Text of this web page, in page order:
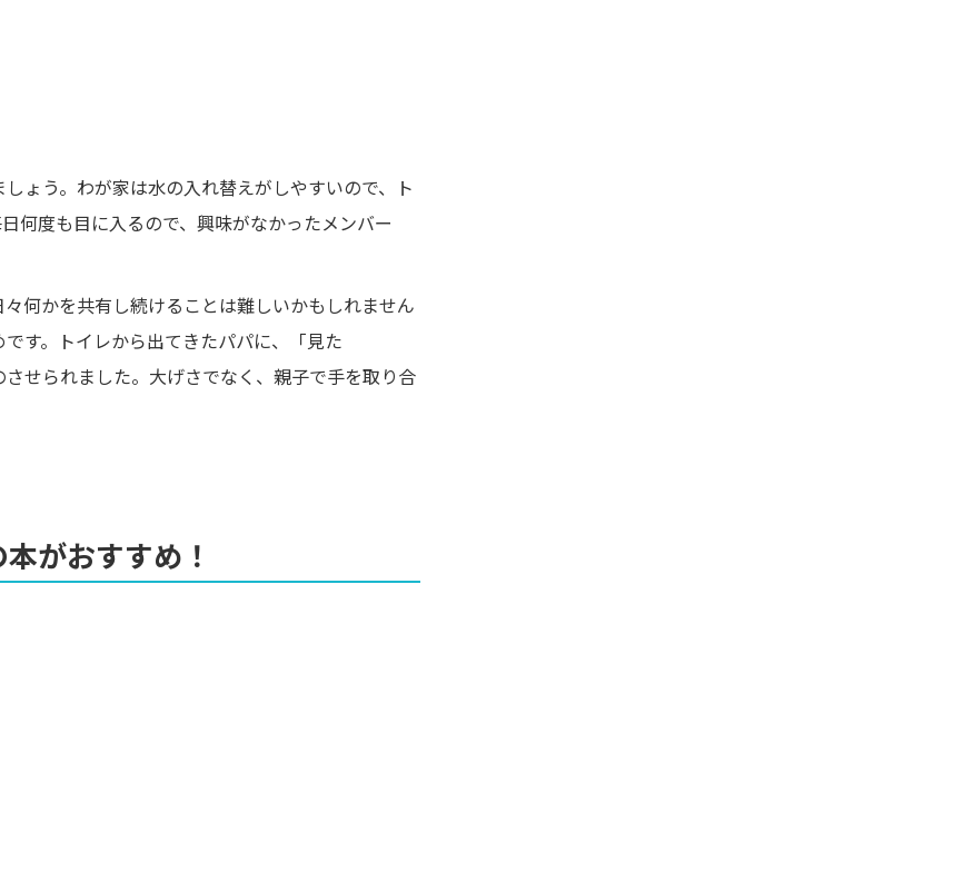
ょう。わが家は水の入れ替えがしやすいので、ト
何度も目に入るので、興味がなかったメンバー
何かを共有し続けることは難しいかもしれません
す。トイレから出てきたパパに、「見た
せられました。大げさでなく、親子で手を取り合
がおすすめ！